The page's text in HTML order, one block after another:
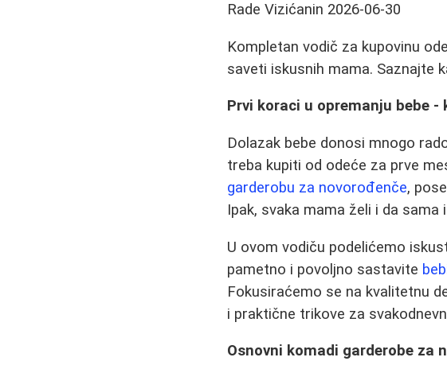
Rade Vizićanin 2026-06-30
Kompletan vodič za kupovinu
saveti iskusnih mama. Saznajte
Prvi koraci u opremanju bebe
Dolazak bebe donosi mnogo
treba kupiti od odeće za prve
garderobu za novorođenče,
Ipak, svaka mama želi i da
U ovom vodiču podelićemo
pametno i povoljno sastavite
Fokusiraćemo se na kvalitetnu
i praktične trikove za
Osnovni komadi garderobe za